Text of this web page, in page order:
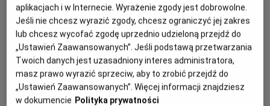
REŻYSERIA
Mamoru Oshii
SCENARIUSZ
Kazunori Itô
OBSADA
Atsuko Tanaka, Akio Ôtsuka, Kôichi Yamadera, Yutaka Nakano,
Tamio Ôki
WIĘCEJ SZCZEGÓŁÓW
OPIS WYDARZENIA
Gdy cyborg Major Motoko Kusanagi z Sekcji 9 rusza tropem
hakera znanego jako Władca Marionetek, kryminalna intryga
szybko zamienia się w fascynującą opowieść o tożsamości
aplikacjach i w Internecie. Wyrażenie zgody jest dobrowolne.
Jeśli nie chcesz wyrazić zgody, chcesz ograniczyć jej zakres
lub chcesz wycofać zgodę uprzednio udzieloną przejdź do
„Ustawień Zaawansowanych”. Jeśli podstawą przetwarzania
Twoich danych jest uzasadniony interes administratora,
masz prawo wyrazić sprzeciw, aby to zrobić przejdź do
„Ustawień Zaawansowanych”. Więcej informacji znajdziesz
w dokumencie Polityka prywatności